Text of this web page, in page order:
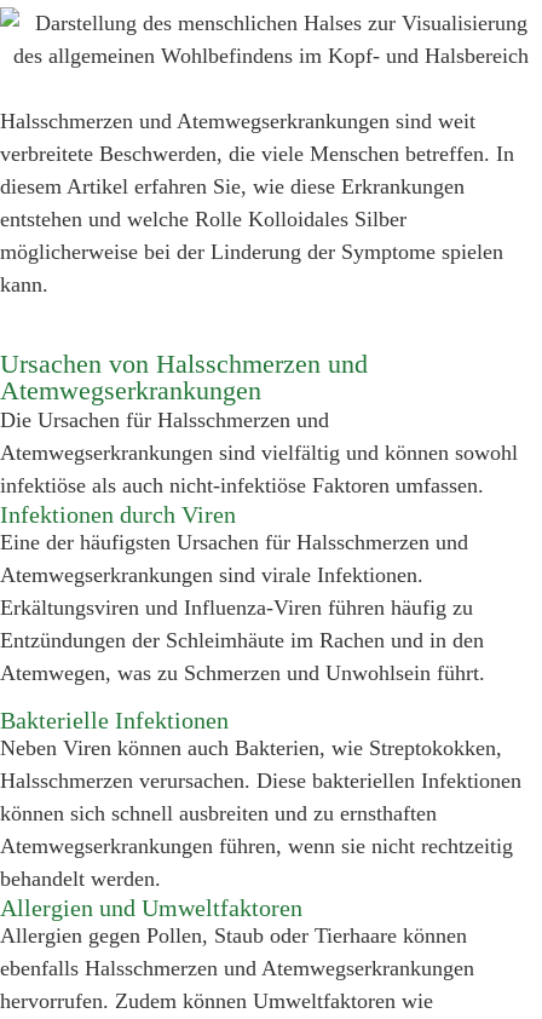
Halsschmerzen und Atemwegserkrankungen sind weit
verbreitete Beschwerden, die viele Menschen betreffen. In
diesem Artikel erfahren Sie, wie diese Erkrankungen
entstehen und welche Rolle Kolloidales Silber
möglicherweise bei der Linderung der Symptome spielen
kann.
Ursachen von Halsschmerzen und
Atemwegserkrankungen
Die Ursachen für Halsschmerzen und
Atemwegserkrankungen sind vielfältig und können sowohl
infektiöse als auch nicht-infektiöse Faktoren umfassen.
Infektionen durch Viren
Eine der häufigsten Ursachen für Halsschmerzen und
Atemwegserkrankungen sind virale Infektionen.
Erkältungsviren und Influenza-Viren führen häufig zu
Entzündungen der Schleimhäute im Rachen und in den
Atemwegen, was zu Schmerzen und Unwohlsein führt.
Bakterielle Infektionen
Neben Viren können auch Bakterien, wie Streptokokken,
Halsschmerzen verursachen. Diese bakteriellen Infektionen
können sich schnell ausbreiten und zu ernsthaften
Atemwegserkrankungen führen, wenn sie nicht rechtzeitig
behandelt werden.
Allergien und Umweltfaktoren
Allergien gegen Pollen, Staub oder Tierhaare können
ebenfalls Halsschmerzen und Atemwegserkrankungen
hervorrufen. Zudem können Umweltfaktoren wie